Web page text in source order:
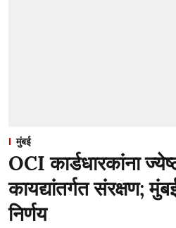
मुंबई
OCI कार्डधारकांना
कायद्यांतर्गत संरक्षण;
निर्णय